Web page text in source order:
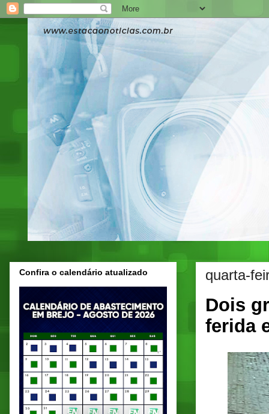
quarta-
Dois
ferida
Confira o calendário atualizado